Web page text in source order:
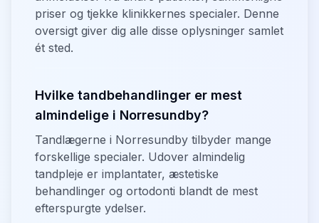
priser og tjekke klinikkernes specialer. Denne
oversigt giver dig alle disse oplysninger samlet
ét sted.
Hvilke tandbehandlinger er mest
almindelige i Norresundby?
Tandlægerne i Norresundby tilbyder mange
forskellige specialer. Udover almindelig
tandpleje er implantater, æstetiske
behandlinger og ortodonti blandt de mest
efterspurgte ydelser.